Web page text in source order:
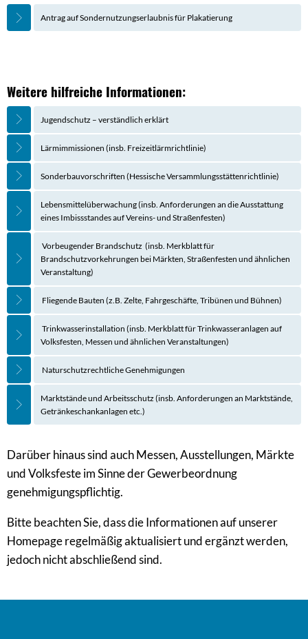
Antrag auf Sondernutzungserlaubnis für Plakatierung
Weitere hilfreiche Informationen:
Jugendschutz – verständlich erklärt
Lärmimmissionen (insb. Freizeitlärmrichtlinie)
Sonderbauvorschriften (Hessische Versammlungsstättenrichtlinie)
Lebensmittelüberwachung (insb. Anforderungen an die Ausstattung
eines Imbissstandes auf Vereins- und Straßenfesten)
Vorbeugender Brandschutz (insb. Merkblatt für
Brandschutzvorkehrungen bei Märkten, Straßenfesten und ähnlichen
Veranstaltung)
Fliegende Bauten (z.B. Zelte, Fahrgeschäfte, Tribünen und Bühnen)
Trinkwasserinstallation (insb. Merkblatt für Trinkwasseranlagen auf
Volksfesten, Messen und ähnlichen Veranstaltungen)
Naturschutzrechtliche Genehmigungen
Marktstände und Arbeitsschutz (insb. Anforderungen an Marktstände,
Getränkeschankanlagen etc.)
Darüber hinaus sind auch Messen, Ausstellungen, Märkte
und Volksfeste im Sinne der Gewerbeordnung
genehmigungspflichtig.
Bitte beachten Sie, dass die Informationen auf unserer
Homepage regelmäßig aktualisiert und ergänzt werden,
jedoch nicht abschließend sind.